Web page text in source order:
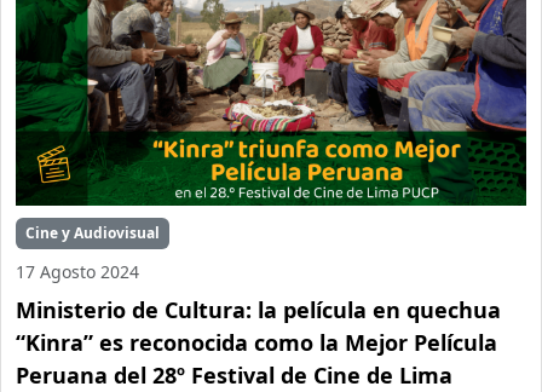
Cine y Audiovisual
17 Agosto 2024
Ministerio de Cultura: la película en quechua
“Kinra” es reconocida como la Mejor Película
Peruana del 28º Festival de Cine de Lima